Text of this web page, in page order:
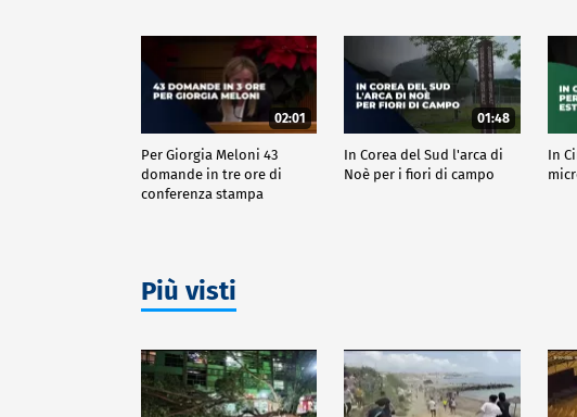
02:01
Per Giorgia Meloni 43
domande in tre ore di
conferenza stampa
01:48
In Corea del Sud l'arca di
Noè per i fiori di campo
In
Più visti